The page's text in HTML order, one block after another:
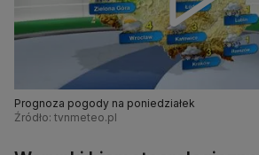
Prognoza pogody na poniedziałek
Źródło: tvnmeteo.pl